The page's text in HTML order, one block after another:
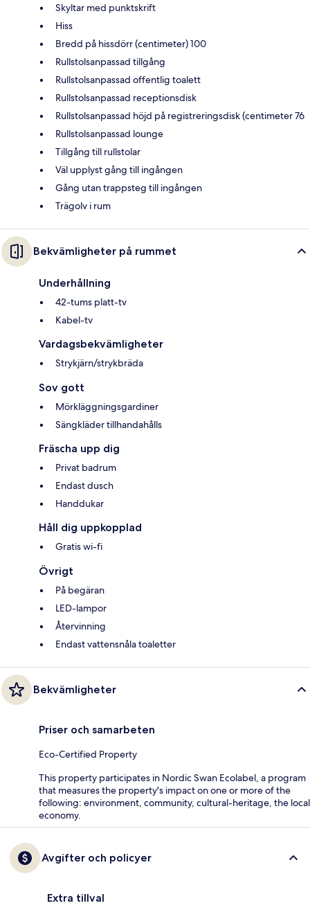
Skyltar med punktskrift
Hiss
Bredd på hissdörr (centimeter) 100
Rullstolsanpassad tillgång
Rullstolsanpassad offentlig toalett
Rullstolsanpassad receptionsdisk
Rullstolsanpassad höjd på registreringsdisk (centimeter 76
Rullstolsanpassad lounge
Tillgång till rullstolar
Väl upplyst gång till ingången
Gång utan trappsteg till ingången
Trägolv i rum
Bekvämligheter på rummet
Underhållning
42-tums platt-tv
Kabel-tv
Vardagsbekvämligheter
Strykjärn/strykbräda
Sov gott
Mörkläggningsgardiner
Sängkläder tillhandahålls
Fräscha upp dig
Privat badrum
Endast dusch
Handdukar
Håll dig uppkopplad
Gratis wi-fi
Övrigt
På begäran
LED-lampor
Återvinning
Endast vattensnåla toaletter
Bekvämligheter
Priser och samarbeten
Eco-Certified Property
This property participates in Nordic Swan Ecolabel, a program
that measures the property's impact on one or more of the
following: environment, community, cultural-heritage, the local
economy.
Avgifter och policyer
Extra tillval